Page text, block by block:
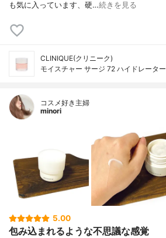
も気に入っています、硬…続きを見る
CLINIQUE(クリニーク)
モイスチャー サージ 72 ハイドレーター
コスメ好き主婦
minori
5.00
包み込まれるような不思議な感覚